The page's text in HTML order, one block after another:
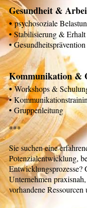
Gesundheit &
•psychosoziale
• Stabilisierung &
• Gesundheitsprävention
Kommunikation &
•Workshops &
•
• Gruppenleitung
***
Sie suchen eine
Potenzialentwicklung,
Entwicklungsprozesse?
Unternehmen
vorhandene